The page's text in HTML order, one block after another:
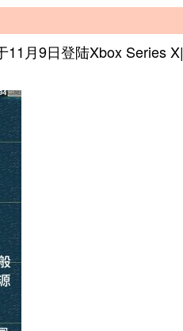
11月9日登陆Xbox Series X|